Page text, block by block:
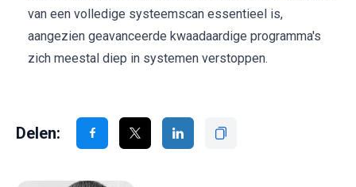
van een volledige systeemscan essentieel is,
aangezien geavanceerde kwaadaardige programma's
zich meestal diep in systemen verstoppen.
Delen: